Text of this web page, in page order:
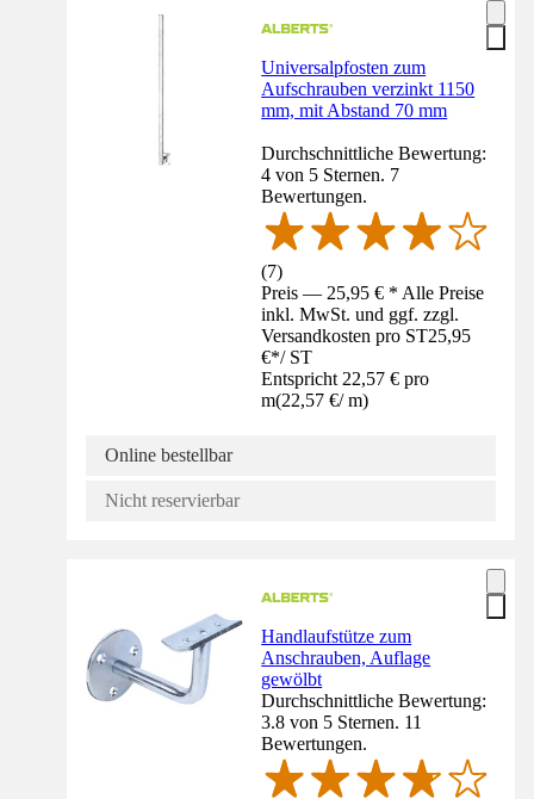
Universalpfosten zum
Aufschrauben verzinkt 1150
mm, mit Abstand 70 mm
Durchschnittliche Bewertung:
4 von 5 Sternen. 7
Bewertungen.
(7)
Preis — 25,95 € * Alle Preise
inkl. MwSt. und ggf. zzgl.
Versandkosten pro ST25,95
€*/ ST
Entspricht 22,57 € pro
m(22,57 €/ m)
Online bestellbar
Nicht reservierbar
Handlaufstütze zum
Anschrauben, Auflage
gewölbt
Durchschnittliche Bewertung:
3.8 von 5 Sternen. 11
Bewertungen.